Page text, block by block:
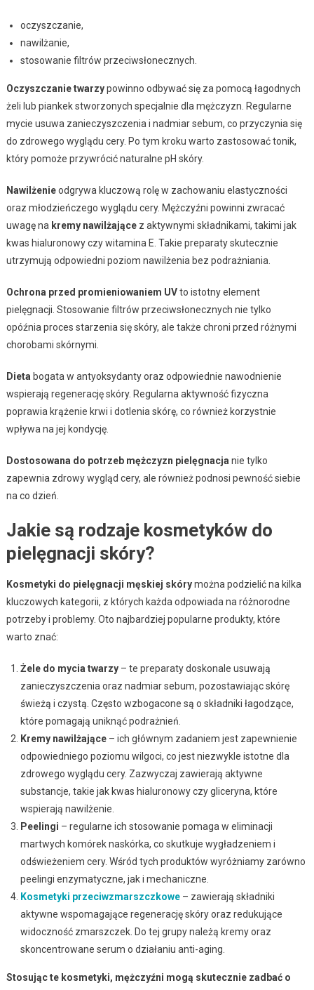
oczyszczanie,
nawilżanie,
stosowanie filtrów przeciwsłonecznych.
Oczyszczanie twarzypowinno odbywać się za pomocą łagodnych
żeli lub piankek stworzonych specjalnie dla mężczyzn. Regularne
mycie usuwa zanieczyszczenia i nadmiar sebum, co przyczynia się
do zdrowego wyglądu cery. Po tym kroku warto zastosować tonik,
który pomoże przywrócić naturalne pH skóry.
Nawilżenieodgrywa kluczową rolę w zachowaniu elastyczności
oraz młodzieńczego wyglądu cery. Mężczyźni powinni zwracać
uwagę na kremy nawilżającez aktywnymi składnikami, takimi jak
kwas hialuronowy czy witamina E. Takie preparaty skutecznie
utrzymują odpowiedni poziom nawilżenia bez podrażniania.
Ochrona przed promieniowaniem UVto istotny element
pielęgnacji. Stosowanie filtrów przeciwsłonecznych nie tylko
opóźnia proces starzenia się skóry, ale także chroni przed różnymi
chorobami skórnymi.
Dieta bogata w antyoksydanty oraz odpowiednie nawodnienie
wspierają regenerację skóry. Regularna aktywność fizyczna
poprawia krążenie krwi i dotlenia skórę, co również korzystnie
wpływa na jej kondycję.
Dostosowana do potrzeb mężczyzn pielęgnacja nie tylko
zapewnia zdrowy wygląd cery, ale również podnosi pewność siebie
na co dzień.
Jakie są rodzaje kosmetyków do
pielęgnacji skóry?
Kosmetyki do pielęgnacji męskiej skórymożna podzielić na kilka
kluczowych kategorii, z których każda odpowiada na różnorodne
potrzeby i problemy. Oto najbardziej popularne produkty, które
warto znać:
Żele do mycia twarzy– te preparaty doskonale usuwają
zanieczyszczenia oraz nadmiar sebum, pozostawiając skórę
świeżą i czystą. Często wzbogacone są o składniki łagodzące,
które pomagają uniknąć podrażnień.
Kremy nawilżające– ich głównym zadaniem jest zapewnienie
odpowiedniego poziomu wilgoci, co jest niezwykle istotne dla
zdrowego wyglądu cery. Zazwyczaj zawierają aktywne
substancje, takie jak kwas hialuronowy czy gliceryna, które
wspierają nawilżenie.
Peelingi – regularne ich stosowanie pomaga w eliminacji
martwych komórek naskórka, co skutkuje wygładzeniem i
odświeżeniem cery. Wśród tych produktów wyróżniamy zarówno
peelingi enzymatyczne, jak i mechaniczne.
Kosmetyki przeciwzmarszczkowe– zawierają składniki
aktywne wspomagające regenerację skóry oraz redukujące
widoczność zmarszczek. Do tej grupy należą kremy oraz
skoncentrowane serum o działaniu anti-aging.
Stosując te kosmetyki, mężczyźni mogą skutecznie zadbać o